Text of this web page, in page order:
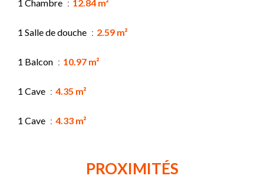
1 Chambre 12.84 m²
1 Salle de douche 2.59 m²
1 Balcon 10.97 m²
1 Cave 4.35 m²
1 Cave 4.33 m²
PROXIMITÉS